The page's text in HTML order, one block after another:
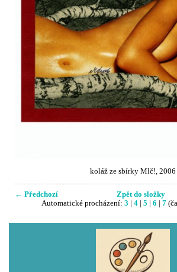
koláž ze sbírky Mlč!, 2006
← Předchozí
Zpět do složky
Automatické procházení: 3 | 4| 5 | 6 | 7